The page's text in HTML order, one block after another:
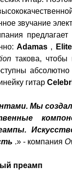
звучание
Adamas , Elite
такова, чтобы
гитар
Мы
.» - компания
преамп